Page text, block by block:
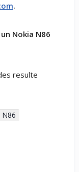
.
Nokia N86
resulte
N86